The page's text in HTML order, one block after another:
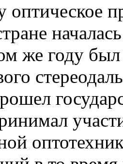
оптическое
же году был